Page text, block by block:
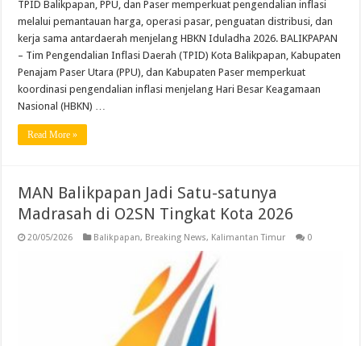
TPID Balikpapan, PPU, dan Paser memperkuat pengendalian inflasi
melalui pemantauan harga, operasi pasar, penguatan distribusi, dan
kerja sama antardaerah menjelang HBKN Iduladha 2026. BALIKPAPAN
– Tim Pengendalian Inflasi Daerah (TPID) Kota Balikpapan, Kabupaten
Penajam Paser Utara (PPU), dan Kabupaten Paser memperkuat
koordinasi pengendalian inflasi menjelang Hari Besar Keagamaan
Nasional (HBKN) …
Read More »
MAN Balikpapan Jadi Satu-satunya
Madrasah di O2SN Tingkat Kota 2026
20/05/2026 Balikpapan, Breaking News, Kalimantan Timur 0